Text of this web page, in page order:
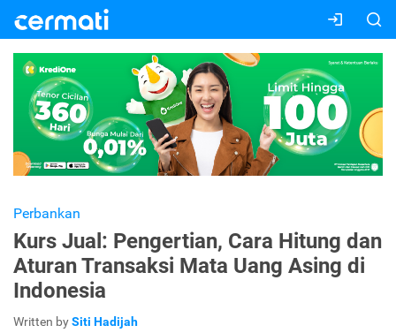
Perbankan
Kurs Jual: Pengertian, Cara Hitung dan
Aturan Transaksi Mata Uang Asing di
Indonesia
Written bySiti Hadijah